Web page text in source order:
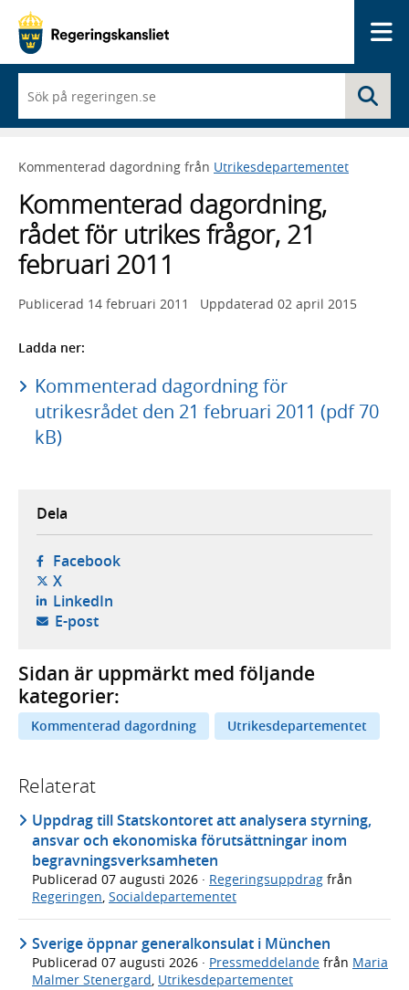
du
börjar
skriva
framträder
lista
med
sökförslag
Kommenterad dagordning från Utrikesdepartementet
Kommenterad dagordning,
rådet för utrikes frågor, 21
februari 2011
Publicerad 14 februari 2011 Uppdaterad 02 april 2015
Ladda ner:
Kommenterad dagordning för
utrikesrådet den 21 februari 2011 (pdf 70
kB)
Dela
Facebook- öppnas i ny flik, extern webbplats,
X- öppnas i ny flik, extern webbplats,
LinkedIn- öppnas i ny flik, extern webbplats,
E-post- öppnar din e-postklient,
Sidan är uppmärkt med följande
kategorier:
Kommenterad dagordning Utrikesdepartementet
Relaterat
Uppdrag till Statskontoret att analysera styrning,
ansvar och ekonomiska förutsättningar inom
begravningsverksamheten
Publicerad 07 augusti 2026 · Regeringsuppdrag från
Regeringen Socialdepartementet
Sverige öppnar generalkonsulat i München
Publicerad 07 augusti 2026 · Pressmeddelande från Maria
Malmer Stenergard, Utrikesdepartementet